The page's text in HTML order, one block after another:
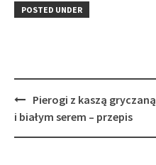
in
new
window)
POSTED UNDER
Post
navigation
Pierogi z kaszą gryczaną
i białym serem – przepis